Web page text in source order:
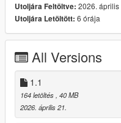
CHANGELOG:
- 1.0: first release
- 1.1: fixed not working
Utoljára Feltöltve: 2026. április
Utoljára Letöltött: 6 órája
All Versions
1.1
164 letöltés , 40 MB
2026. április 21.